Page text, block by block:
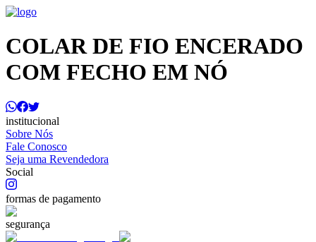
COLAR DE FIO ENCERADO
COM FECHO EM NÓ
institucional
Sobre Nós
Fale Conosco
Seja uma Revendedora
Social
formas de pagamento
segurança